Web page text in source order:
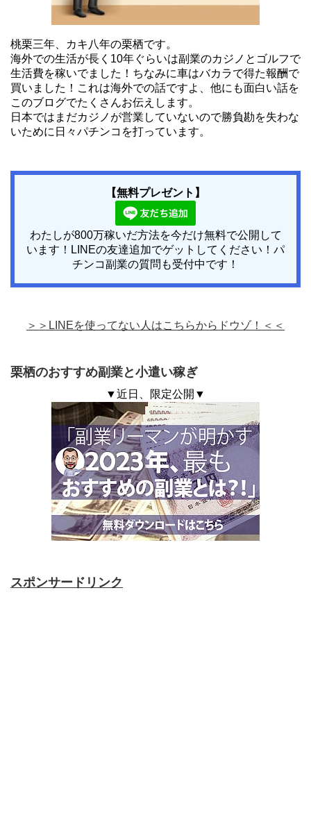
桃栗三年、カキ八年の栗栖です。
海外での生活が長く10年ぐらいは副業のカジノとゴルフで
生活費を稼いでました！ちなみに車はバカラで得た報酬で
買いました！これは海外での話ですよ、他にも面白い話を
このブログでたくさんお伝えします。
日本ではまだカジノが営業していないので勝負勘を失わな
いために日々パチンコを打っています。
【無料プレゼント】
わたしが800万稼いだ方法を今だけ無料で公開して
います！LINEの友達追加でゲットしてください！パ
チンコ副業の質問も受付中です！
＞＞LINEを使ってない人はこちらからドウゾ！＜＜
栗栖のおすすめ副業と小遣い稼ぎ
▼近日、限定公開▼
スポンサードリンク